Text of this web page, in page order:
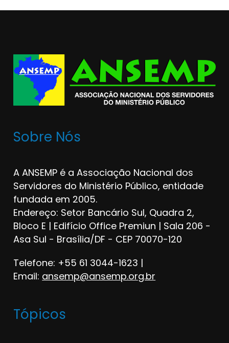
Sobre Nós
A ANSEMP é a Associação Nacional dos
Servidores do Ministério Público, entidade
fundada em 2005.
Endereço: Setor Bancário Sul, Quadra 2,
Bloco E | Edifício Office Premiun | Sala 206 -
Asa Sul - Brasília/DF - CEP 70070-120
Telefone: +55 61 3044-1623 |
Email: ansemp@ansemp.org.br
Tópicos